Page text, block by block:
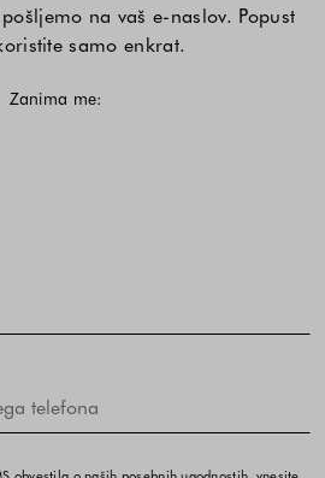
na vaš e-naslov. Popust
samo enkrat.
Zanima me: